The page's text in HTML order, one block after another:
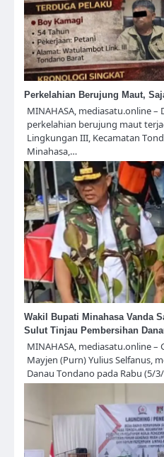
Perkelahian Berujung Maut,
MINAHASA, mediasatu.online
perkelahian berujung maut
Lingkungan III, Kecamatan
Minahasa,…
Wakil Bupati Minahasa Vanda
Sulut Tinjau Pembersihan
MINAHASA, mediasatu.online –
Mayjen (Purn) Yulius Selfanus,
Danau Tondano pada Rabu (5/